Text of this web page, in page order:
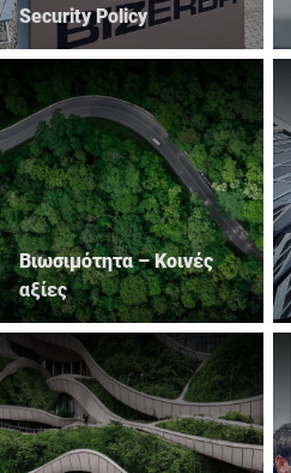
Security Policy
Βιωσιμότητα – Κοινές
αξίες